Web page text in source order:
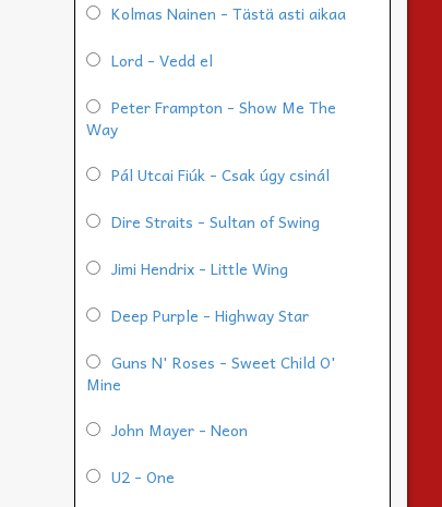
Kolmas Nainen - Tästä asti aikaa
Lord - Vedd el
Peter Frampton - Show Me The
Way
Pál Utcai Fiúk - Csak úgy csinál
Dire Straits - Sultan of Swing
Jimi Hendrix - Little Wing
Deep Purple - Highway Star
Guns N' Roses - Sweet Child O'
Mine
John Mayer - Neon
U2 - One